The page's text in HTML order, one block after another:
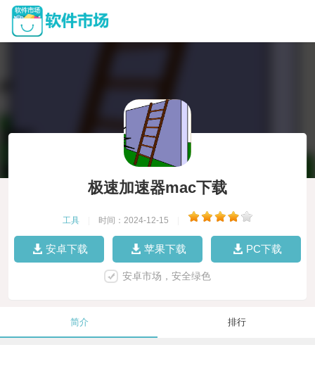
极速加速器mac下载
工具 时间：2024-12-15
安卓下载 苹果下载 PC下载
安卓市场，安全绿色
简介 排行